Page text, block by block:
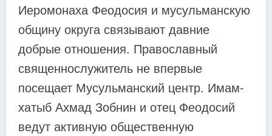
Иеромонаха Феодосия и мусульманскую
общину округа связывают давние
добрые отношения. Православный
священнослужитель не впервые
посещает Мусульманский центр. Имам-
хатыб Ахмад Зобнин и отец Феодосий
ведут активную общественную